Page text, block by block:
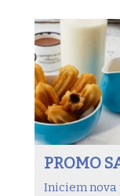
PROMO
Iniciem nova